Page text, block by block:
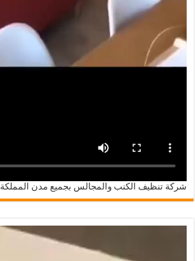
شركة تنظيف الكنب والمجالس بجميع مدن المملكة